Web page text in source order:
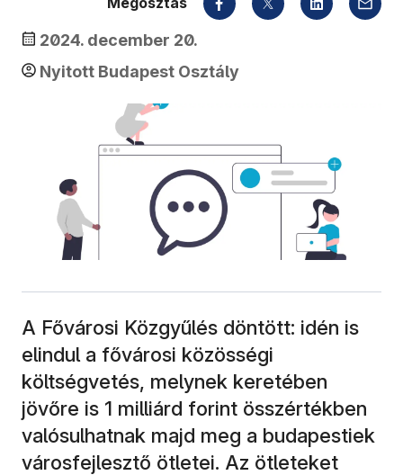
2024. december 20.
Nyitott Budapest Osztály
A Fővárosi Közgyűlés döntött: idén is
elindul a fővárosi közösségi
költségvetés, melynek keretében
jövőre is 1 milliárd forint összértékben
valósulhatnak majd meg a budapestiek
városfejlesztő ötletei. Az ötleteket